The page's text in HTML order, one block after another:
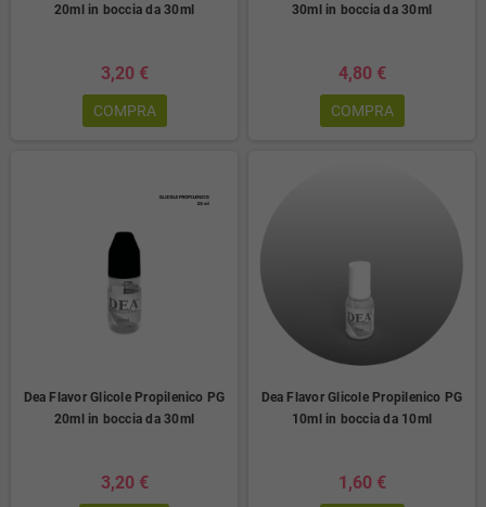
20ml in boccia da 30ml
3,20 €
COMPRA
30ml in boccia da 30ml
4,80 €
COMPRA
Dea Flavor Glicole Propilenico PG
20ml in boccia da 30ml
3,20 €
Dea Flavor Glicole Propilenico PG
10ml in boccia da 10ml
1,60 €